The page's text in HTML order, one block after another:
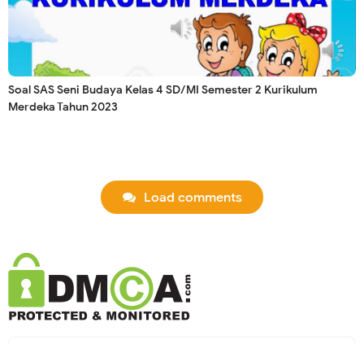
Soal SAS Seni Budaya Kelas 4 SD/MI Semester 2 Kurikulum
Merdeka Tahun 2023
Load comments